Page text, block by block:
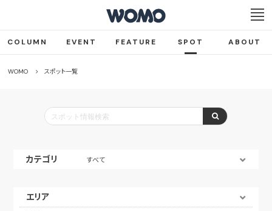
COLUMN EVENT FEATURE SPOT ABOUT
WOMO スポット一覧
カテゴリ すべて
エリア